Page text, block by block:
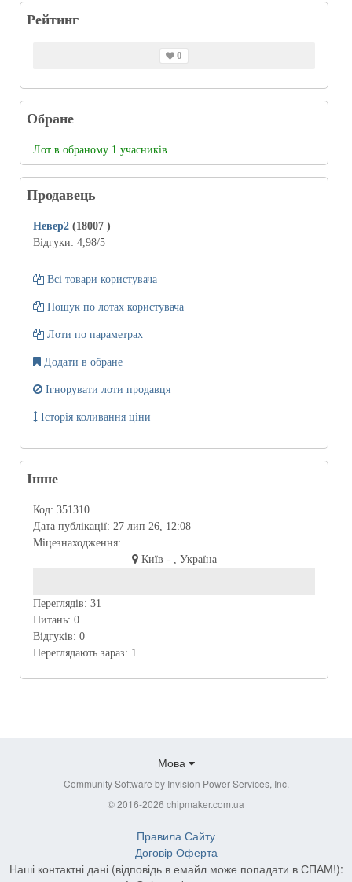
Рейтинг
0
Обране
Лот в обраному 1 учасників
Продавець
Невер2 (18007 )
Відгуки: 4,98/5
Всі товари користувача
Пошук по лотах користувача
Лоти по параметрах
Додати в обране
Ігнорувати лоти продавця
Історія коливання ціни
Інше
Код: 351310
Дата публікації: 27 лип 26, 12:08
Міцезнаходження:
Київ - , Україна
Переглядів: 31
Питань: 0
Відгуків: 0
Переглядають зараз: 1
Мова
Community Software by Invision Power Services, Inc.
© 2016-2026 chipmaker.com.ua
Правила Сайту
Договір Оферта
Наші контактні дані (відповідь в емайл може попадати в СПАМ!):